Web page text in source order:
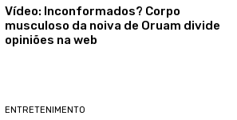
Vídeo: Inconformados? Corpo
musculoso da noiva de Oruam divide
opiniões na web
ENTRETENIMENTO